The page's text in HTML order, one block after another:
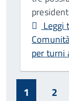
Leggi
per turni
1 2